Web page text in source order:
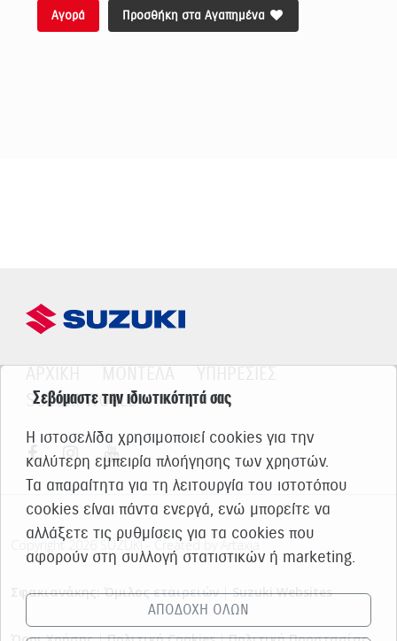
Αγορά Προσθήκη στα Αγαπημένα
SUZUKI WORLD
Copyright 2026 SUZUKI - Created by Artaxia
Σφακιανάκης: Όμιλος εταιρειών|Suzuki Websites
Σεβόμαστε την ιδιωτικότητά σας
Η ιστοσελίδα χρησιμοποιεί cookies για την
καλύτερη εμπειρία πλοήγησης των χρηστών.
Τα απαραίτητα για τη λειτουργία του ιστοτόπου
cookies είναι πάντα ενεργά, ενώ μπορείτε να
αλλάξετε τις ρυθμίσεις για τα cookies που
αφορούν στη συλλογή στατιστικών ή marketing.
ΑΠΟΔΟΧΗ ΟΛΩΝ